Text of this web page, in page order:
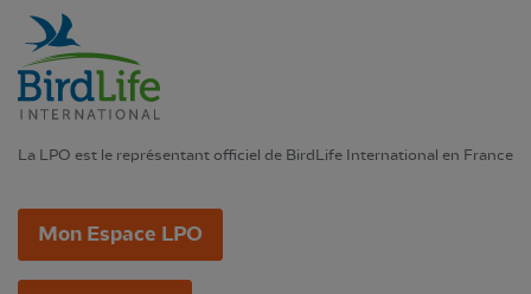
La LPO est le représentant officiel de BirdLife International en France
Mon Espace LPO